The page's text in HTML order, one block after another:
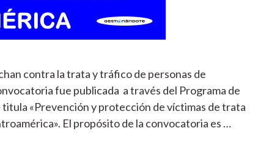
contra la trata y tráfico de personas de
fue publicada a través del Programa de
«Prevención y protección de víctimas de trata
El propósito de la convocatoria es …